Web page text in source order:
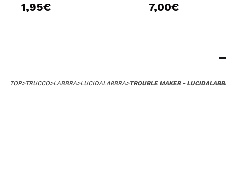
1,95€ 7,00€
TOP>TRUCCO>LABBRA>LUCIDALABBRA>TROUBLE MAKER -